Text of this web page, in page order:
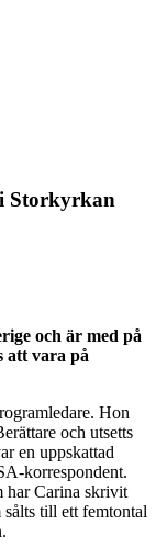
Storkyrkan
och är med på
att vara på
Hon
och utsetts
en uppskattad
korrespondent.
har Carina skrivit
till ett femtontal